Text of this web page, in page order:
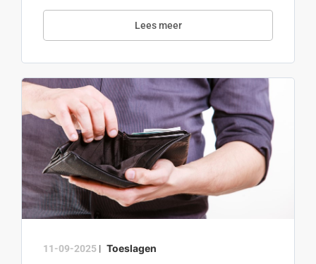
Lees meer
11-09-2025 | Toeslagen